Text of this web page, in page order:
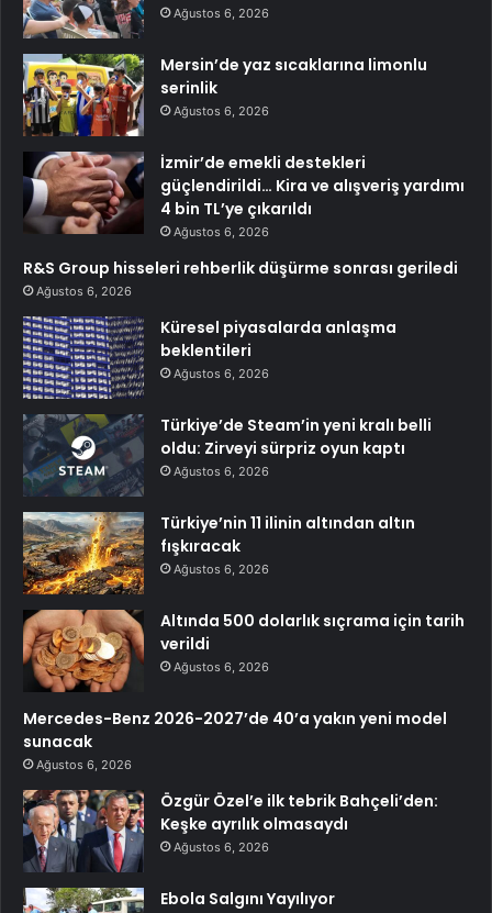
Ağustos 6, 2026
Mersin’de yaz sıcaklarına limonlu
serinlik
Ağustos 6, 2026
İzmir’de emekli destekleri
güçlendirildi… Kira ve alışveriş yardımı
4 bin TL’ye çıkarıldı
Ağustos 6, 2026
R&S Group hisseleri rehberlik düşürme sonrası geriledi
Ağustos 6, 2026
Küresel piyasalarda anlaşma
beklentileri
Ağustos 6, 2026
Türkiye’de Steam’in yeni kralı belli
oldu: Zirveyi sürpriz oyun kaptı
Ağustos 6, 2026
Türkiye’nin 11 ilinin altından altın
fışkıracak
Ağustos 6, 2026
Altında 500 dolarlık sıçrama için tarih
verildi
Ağustos 6, 2026
Mercedes-Benz 2026-2027’de 40’a yakın yeni model
sunacak
Ağustos 6, 2026
Özgür Özel’e ilk tebrik Bahçeli’den:
Keşke ayrılık olmasaydı
Ağustos 6, 2026
Ebola Salgını Yayılıyor